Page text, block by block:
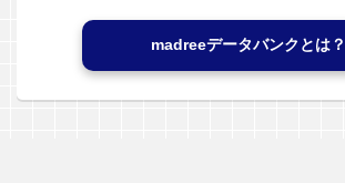
madreeデータバンクとは？